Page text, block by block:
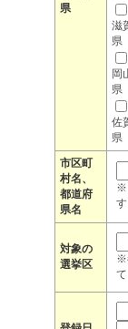
県
滋
県
岡
県
佐
県
市区町
村名、
都道府
県名
※
対象の
選挙区
※